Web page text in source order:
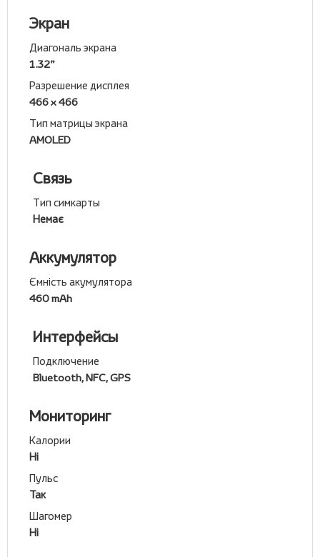
Экран
Диагональ экрана
1.32”
Разрешение дисплея
466 x 466
Тип матрицы экрана
AMOLED
Связь
Тип симкарты
Немає
Аккумулятор
Ємність акумулятора
460 mAh
Интерфейсы
Подключение
Bluetooth, NFC, GPS
Мониторинг
Калории
Ні
Пульс
Так
Шагомер
Ні